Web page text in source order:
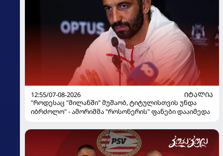
12:55/07-08-2026
ᲘᲢᲐᲚᲘᲐ
"როდესაც "მილანში" მუშაობ, ტიტულისთვის უნდა
იბრძოლო" - ამორიმმა "როსონერის" ფანები დააიმედა